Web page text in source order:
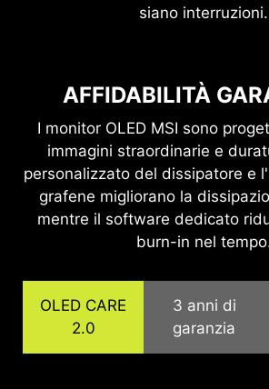
siano interruzioni.
AFFIDABILITÀ
I monitor OLED MSI sono
immagini straordinarie e
personalizzato del dissipatore e
grafene migliorano la
mentre il software dedicato
burn-in nel
OLED CARE
2.0
3 anni di
garanzia